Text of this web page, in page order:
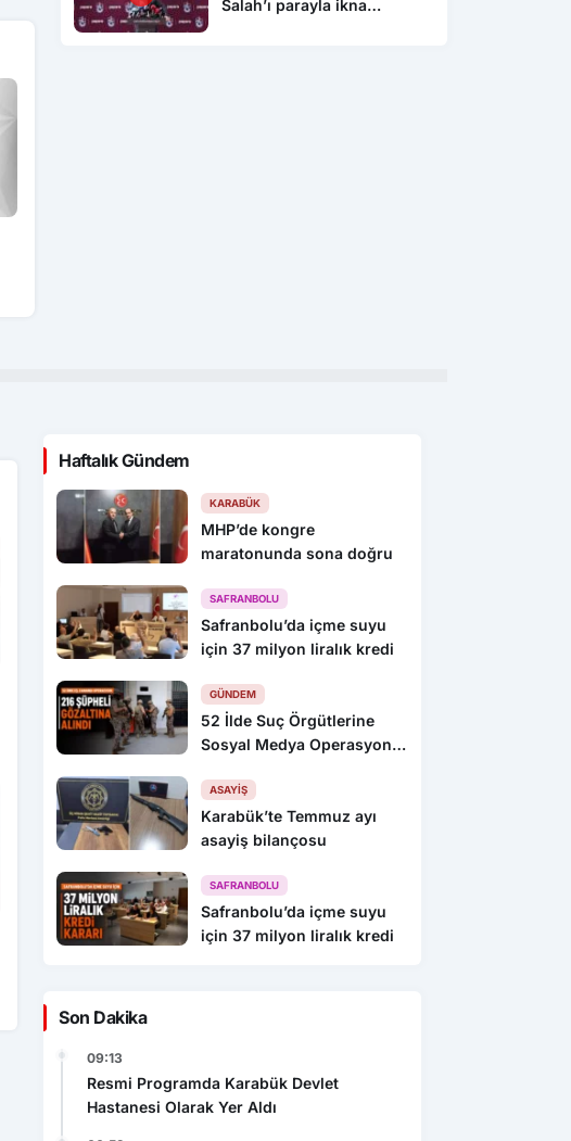
Salah’ı parayla ikna
Haftalık Gündem
KARABÜK
MHP’de kongre
maratonunda sona doğru
SAFRANBOLU
Safranbolu’da içme suyu
için 37 milyon liralık kredi
GÜNDEM
52 İlde Suç Örgütlerine
Sosyal Medya Operasyonu:
ASAYIŞ
Karabük’te Temmuz ayı
asayiş bilançosu
SAFRANBOLU
Safranbolu’da içme suyu
için 37 milyon liralık kredi
Son Dakika
09:13
Resmi Programda Karabük Devlet
Hastanesi Olarak Yer Aldı